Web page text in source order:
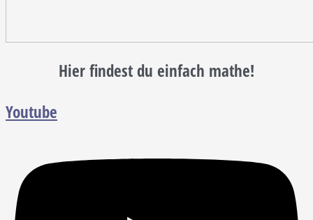
Hier findest du einfach mathe!
Youtube